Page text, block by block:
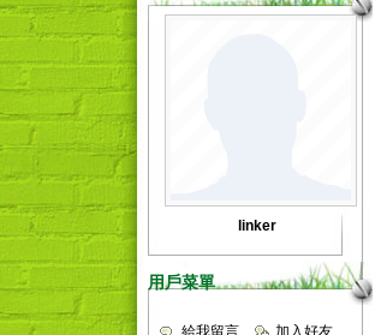
linker
用戶菜單
給我留言
加入好友